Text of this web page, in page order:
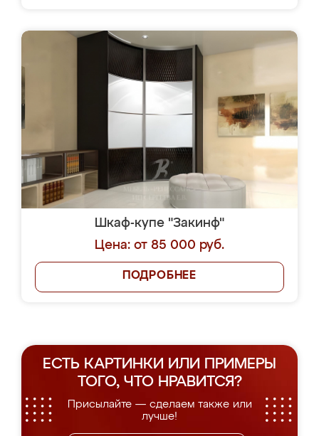
Шкаф-купе "Закинф"
Цена: от 85 000 руб.
ПОДРОБНЕЕ
ЕСТЬ КАРТИНКИ ИЛИ ПРИМЕРЫ
ТОГО, ЧТО НРАВИТСЯ?
Присылайте — сделаем также или
лучше!